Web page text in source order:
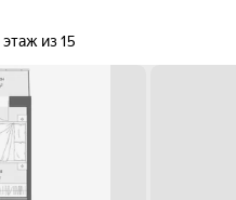
этаж из 15